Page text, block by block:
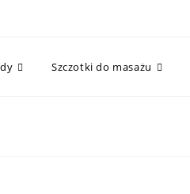
Szczotki do masażu